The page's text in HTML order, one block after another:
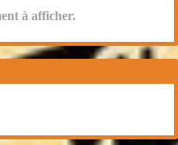
à afficher.